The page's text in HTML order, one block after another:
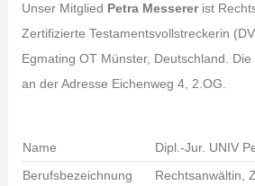
Unser Mitglied Petra Messererist
Zertifizierte Testamentsvollstreckerin
Egmating OT Münster, Deutschland.
an der Adresse Eichenweg 4, 2.OG.
Name
Dipl.-Jur. UNIV
Berufsbezeichnung
Rechtsanwältin,